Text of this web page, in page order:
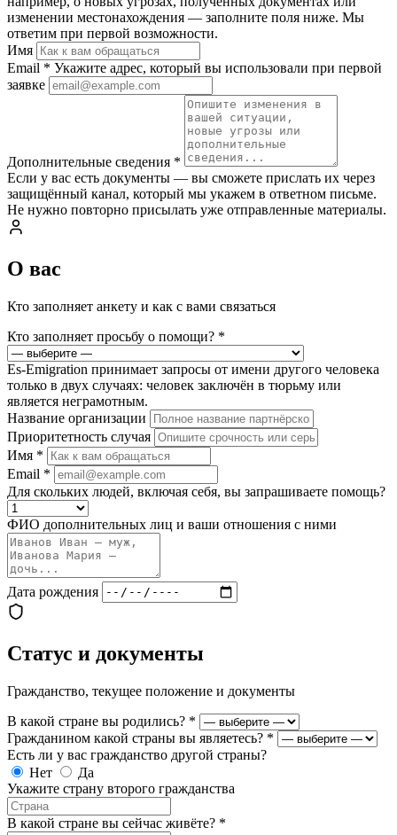
изменении местонахождения — заполните поля ниже. Мы
ответим при первой возможности.
Имя
Email * Укажите адрес, который вы использовали при первой
заявке
Дополнительные сведения *
Если у вас есть документы — вы сможете прислать их через
защищённый канал, который мы укажем в ответном письме.
Не нужно повторно присылать уже отправленные материалы.
О вас
Кто заполняет анкету и как с вами связаться
Кто заполняет просьбу о помощи? *
Es-Emigration принимает запросы от имени другого человека
только в двух случаях: человек заключён в тюрьму или
является неграмотным.
Название организации
Приоритетность случая
Имя *
Email *
Для скольких людей, включая себя, вы запрашиваете помощь?
ФИО дополнительных лиц и ваши отношения с ними
Дата рождения
Статус и документы
Гражданство, текущее положение и документы
В какой стране вы родились? *
Гражданином какой страны вы являетесь? *
Есть ли у вас гражданство другой страны?
Нет
Да
Укажите страну второго гражданства
В какой стране вы сейчас живёте? *